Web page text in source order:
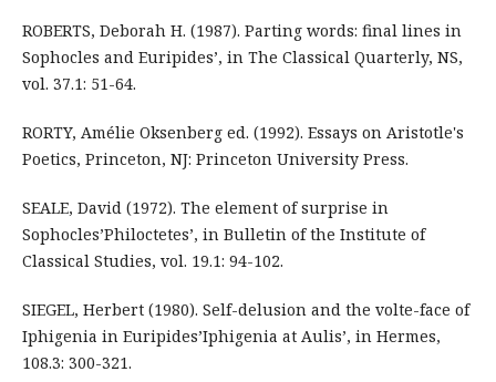
ROBERTS, Deborah H. (1987). Parting words: final lines in
Sophocles and Euripides’, in The Classical Quarterly, NS,
vol. 37.1: 51-64.
RORTY, Amélie Oksenberg ed. (1992). Essays on Aristotle's
Poetics, Princeton, NJ: Princeton University Press.
SEALE, David (1972). The element of surprise in
Sophocles’Philoctetes’, in Bulletin of the Institute of
Classical Studies, vol. 19.1: 94-102.
SIEGEL, Herbert (1980). Self-delusion and the volte-face of
Iphigenia in Euripides’Iphigenia at Aulis’, in Hermes,
108.3: 300-321.